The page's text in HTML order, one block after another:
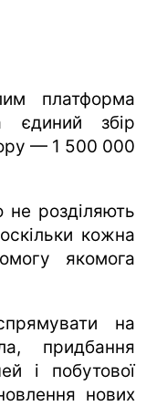
платформа
єдиний збір
— 1 500 000
не розділяють
кожна
якомога
на
придбання
і побутової
нових